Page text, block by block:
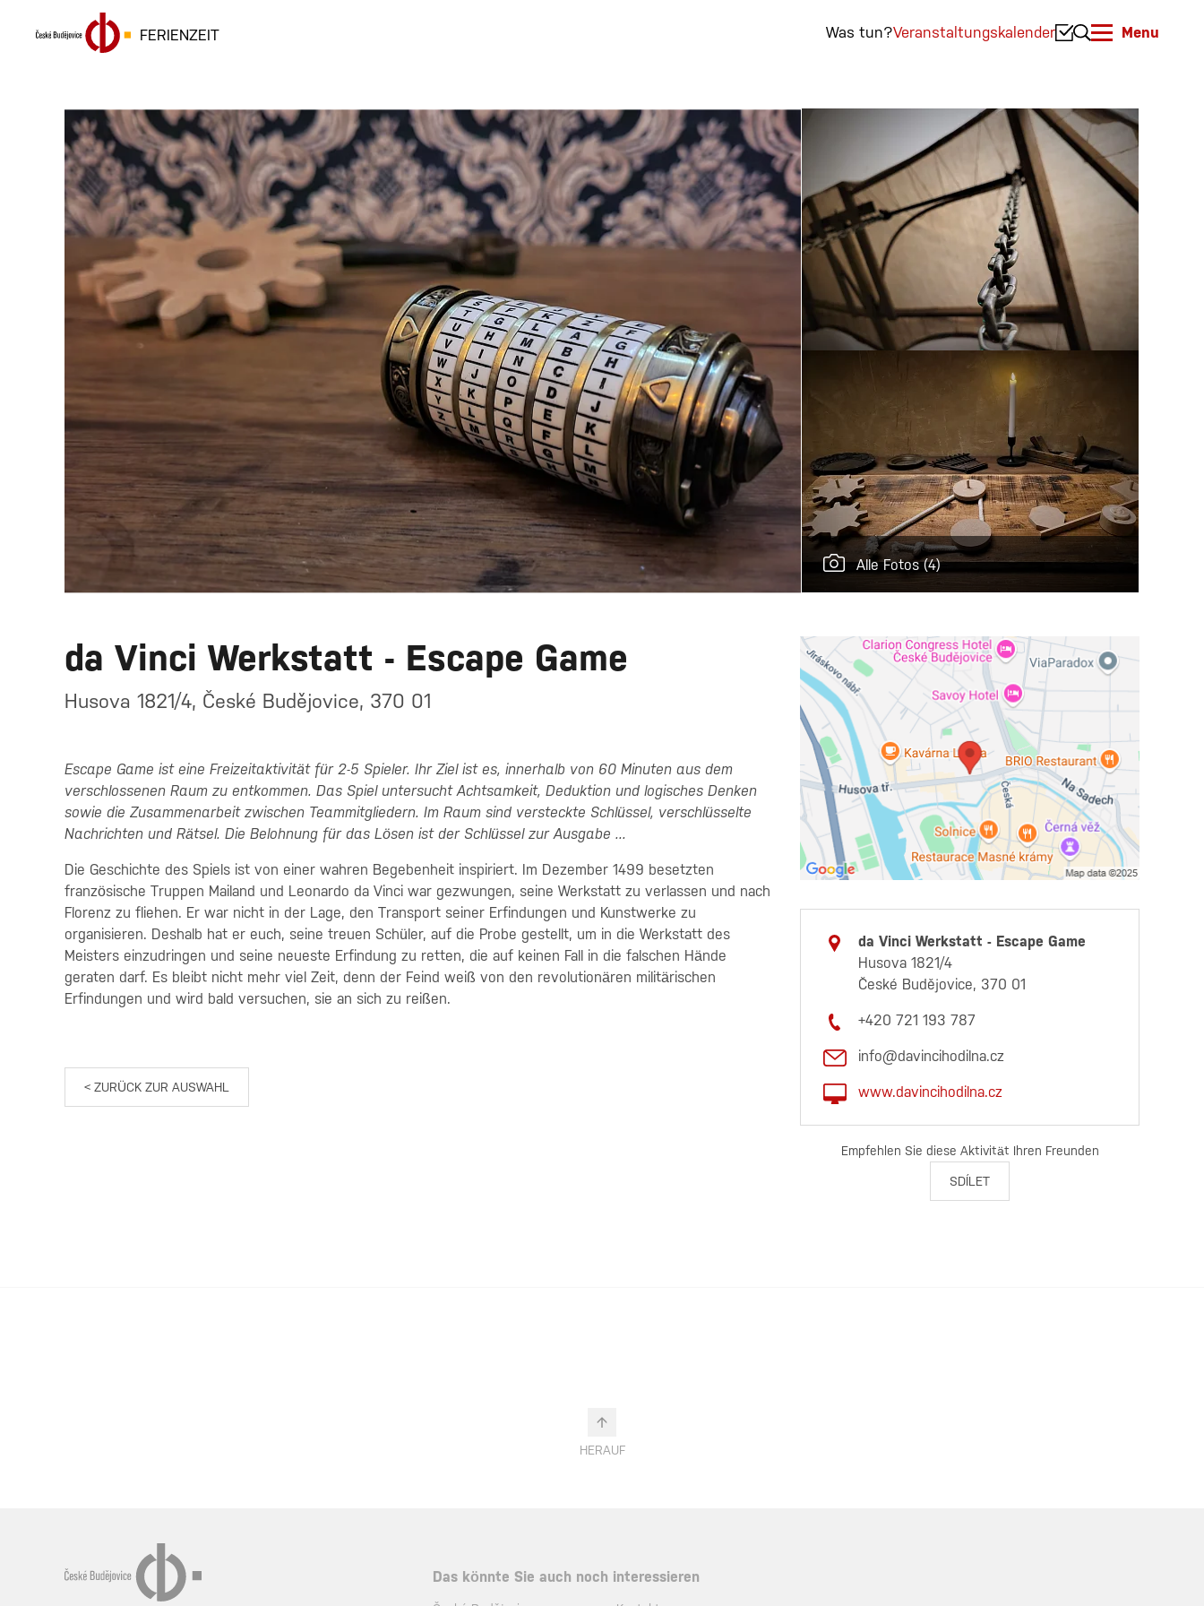
FERIENZEIT Was tun?Veranstaltungskalender Menu
Alle Fotos (4)
da Vinci Werkstatt - Escape Game
Husova 1821/4, České Budějovice, 370 01
Escape Game ist eine Freizeitaktivität für 2-5 Spieler. Ihr Ziel ist es, innerhalb von 60 Minuten aus dem
verschlossenen Raum zu entkommen. Das Spiel untersucht Achtsamkeit, Deduktion und logisches Denken
sowie die Zusammenarbeit zwischen Teammitgliedern. Im Raum sind versteckte Schlüssel, verschlüsselte
Nachrichten und Rätsel. Die Belohnung für das Lösen ist der Schlüssel zur Ausgabe ...
Die Geschichte des Spiels ist von einer wahren Begebenheit inspiriert. Im Dezember 1499 besetzten
französische Truppen Mailand und Leonardo da Vinci war gezwungen, seine Werkstatt zu verlassen und nach
Florenz zu fliehen. Er war nicht in der Lage, den Transport seiner Erfindungen und Kunstwerke zu
organisieren. Deshalb hat er euch, seine treuen Schüler, auf die Probe gestellt, um in die Werkstatt des
Meisters einzudringen und seine neueste Erfindung zu retten, die auf keinen Fall in die falschen Hände
geraten darf. Es bleibt nicht mehr viel Zeit, denn der Feind weiß von den revolutionären militärischen
Erfindungen und wird bald versuchen, sie an sich zu reißen.
< ZURÜCK ZUR AUSWAHL
da Vinci Werkstatt - Escape Game
Husova 1821/4
České Budějovice, 370 01
+420 721 193 787
info@davincihodilna.cz
www.davincihodilna.cz
Empfehlen Sie diese Aktivität Ihren Freunden
SDÍLET
HERAUF
Das könnte Sie auch noch interessieren